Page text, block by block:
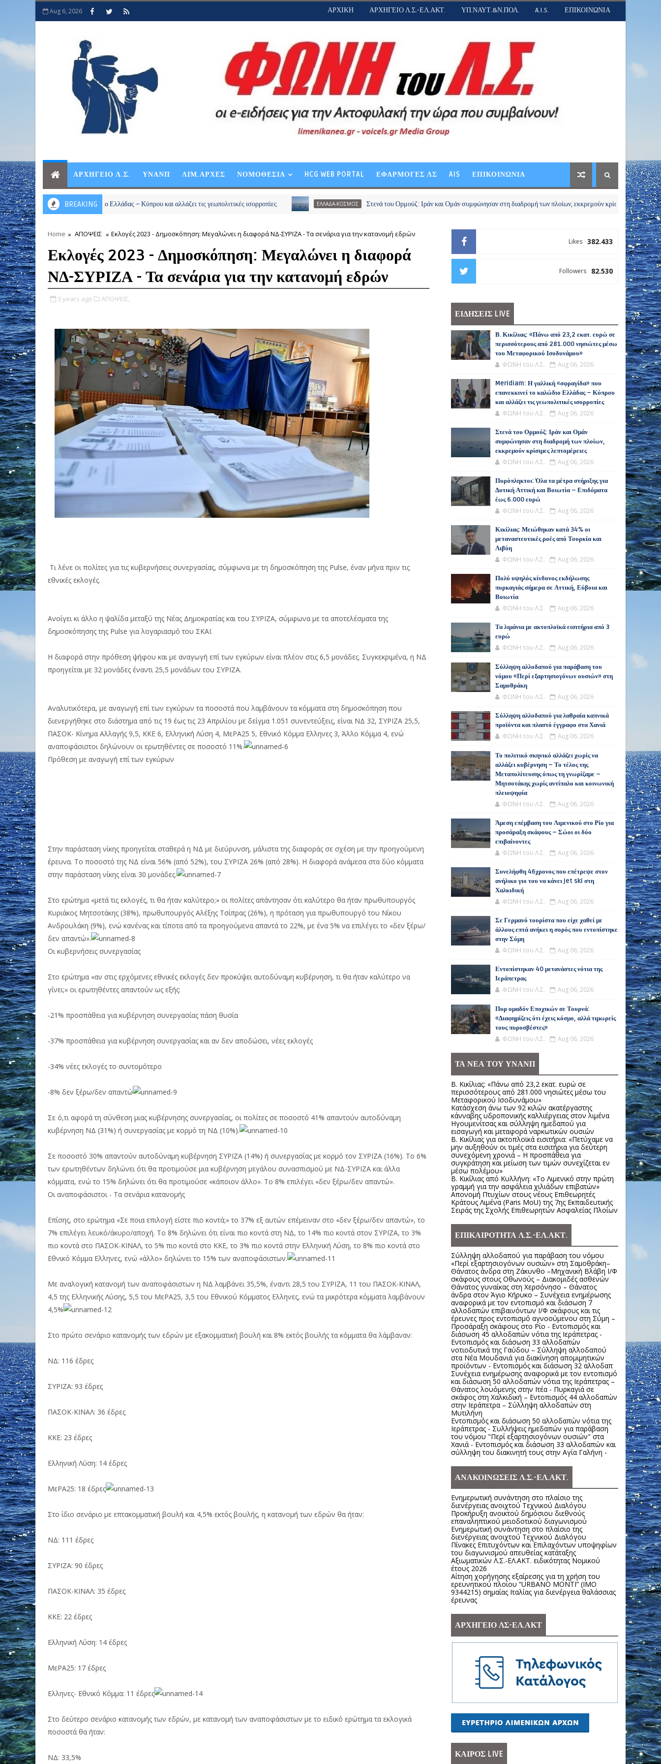
Aug 6, 2026 ΑΡΧΙΚΗ ΑΡΧΗΓΕΙΟ Λ.Σ.-ΕΛ.ΑΚΤ. ΥΠ.ΝΑΥΤ.&Ν.ΠΟΛ. A.I.S. ΕΠΙΚΟΙΝΩΝΙΑ
ΑΡΧΗΓΕΙΟ Λ.Σ. ΥΝΑΝΠ ΛΙΜ.ΑΡΧΕΣ ΝΟΜΟΘΕΣΙΑ HCG WEB PORTAL ΕΦΑΡΜΟΓΕΣ ΛΣ AIS ΕΠΙΚΟΙΝΩΝΙΑ
BREAKING
το καλώδιο Ελλάδας – Κύπρου και αλλάζει τις γεωπολιτικές ισορροπίες ΕΛΛΑΔΑ-ΚΟΣΜΟΣ Στενά του Ορμούζ: Ιράν και Ομάν συμφώνησαν στη διαδρομή των πλοίων, εκκρεμούν κρίσιμες λεπτομέρειες
Home ΑΠΟΨΕΙΣ Εκλογές 2023 - Δημοσκόπηση: Μεγαλώνει η διαφορά ΝΔ-ΣΥΡΙΖΑ - Τα σενάρια για την κατανομή εδρών
Εκλογές 2023 - Δημοσκόπηση: Μεγαλώνει η διαφορά
ΝΔ-ΣΥΡΙΖΑ - Τα σενάρια για την κατανομή εδρών
3 years ago ΑΠΟΨΕΙΣ,
Τι λένε οι πολίτες για τις κυβερνήσεις συνεργασίας, σύμφωνα με τη δημοσκόπηση της Pulse, έναν μήνα πριν τις
εθνικές εκλογές.
Ανοίγει κι άλλο η ψαλίδα μεταξύ της Νέας Δημοκρατίας και του ΣΥΡΙΖΑ, σύμφωνα με τα αποτελέσματα της
δημοσκόπησης της Pulse για λογαριασμό του ΣΚΑΪ.
Η διαφορά στην πρόθεση ψήφου και με αναγωγή επί των εγκύρων είναι πλέον στις 6,5 μονάδες. Συγκεκριμένα, η ΝΔ
προηγείται με 32 μονάδες έναντι 25,5 μονάδων του ΣΥΡΙΖΑ.
Αναλυτικότερα, με αναγωγή επί των εγκύρων τα ποσοστά που λαμβάνουν τα κόμματα στη δημοσκόπηση που
διενεργήθηκε στο διάστημα από τις 19 έως τις 23 Απριλίου με δείγμα 1.051 συνεντεύξεις, είναι ΝΔ 32, ΣΥΡΙΖΑ 25,5,
ΠΑΣΟΚ- Κίνημα Αλλαγής 9,5, ΚΚΕ 6, Ελληνική Λύση 4, ΜεΡΑ25 5, Εθνικό Κόμμα Ελληνες 3, Άλλο Κόμμα 4, ενώ
αναποφάσιστοι δηλώνουν οι ερωτηθέντες σε ποσοστό 11%.
Πρόθεση με αναγωγή επί των εγκύρων
Στην παράσταση νίκης προηγείται σταθερά η ΝΔ με διεύρυνση, μάλιστα της διαφοράς σε σχέση με την προηγούμενη
έρευνα. Το ποσοστό της ΝΔ είναι 56% (από 52%), του ΣΥΡΙΖΑ 26% (από 28%). Η διαφορά ανάμεσα στα δύο κόμματα
στην παράσταση νίκης είναι 30 μονάδες.
Στο ερώτημα «μετά τις εκλογές, τι θα ήταν καλύτερο;» οι πολίτες απάντησαν ότι καλύτερο θα ήταν πρωθυπουργός
Κυριάκος Μητσοτάκης (38%), πρωθυπουργός Αλέξης Τσίπρας (26%), η πρόταση για πρωθυπουργό του Νίκου
Ανδρουλάκη (9%), ενώ κανένας και τίποτα από τα προηγούμενα απαντά το 22%, με ένα 5% να επιλέγει το «δεν ξέρω/
δεν απαντώ».
Οι κυβερνήσεις συνεργασίας
Στο ερώτημα «αν στις ερχόμενες εθνικές εκλογές δεν προκύψει αυτοδύναμη κυβέρνηση, τι θα ήταν καλύτερο να
γίνει;» οι ερωτηθέντες απαντούν ως εξής:
-21% προσπάθεια για κυβέρνηση συνεργασίας πάση θυσία
-37% προσπάθεια για κυβέρνηση συνεργασίας και αν δεν αποδώσει, νέες εκλογές
-34% νέες εκλογές το συντομότερο
-8% δεν ξέρω/δεν απαντώ
Σε ό,τι αφορά τη σύνθεση μιας κυβέρνησης συνεργασίας, οι πολίτες σε ποσοστό 41% απαντούν αυτοδύναμη
κυβέρνηση ΝΔ (31%) ή συνεργασίας με κορμό τη ΝΔ (10%).
Σε ποσοστό 30% απαντούν αυτοδύναμη κυβέρνηση ΣΥΡΙΖΑ (14%) ή συνεργασίας με κορμό τον ΣΥΡΙΖΑ (16%). Το 6%
των ερωτηθέντων δηλώνει ότι θα προτιμούσε μια κυβέρνηση μεγάλου συνασπισμού με ΝΔ-ΣΥΡΙΖΑ και άλλα
κόμματα, ενώ το 15% δηλώνει ότι θα προτιμούσε «κάποιον άλλο». Το 8% επιλέγει «δεν ξέρω/δεν απαντώ».
Οι αναποφάσιστοι - Τα σενάρια κατανομής
Επίσης, στο ερώτημα «Σε ποια επιλογή είστε πιο κοντά;» το 37% εξ αυτών επέμειναν στο «δεν ξέρω/δεν απαντώ», το
7% επιλέγει λευκό/άκυρο/αποχή. Το 8% δηλώνει ότι είναι πιο κοντά στη ΝΔ, το 14% πιο κοντά στον ΣΥΡΙΖΑ, το 3%
πιο κοντά στο ΠΑΣΟΚ-ΚΙΝΑΛ, το 5% πιο κοντά στο ΚΚΕ, το 3% πιο κοντά στην Ελληνική Λύση, το 8% πιο κοντά στο
Εθνικό Κόμμα Ελληνες, ενώ «άλλο» δηλώνει το 15% των αναποφάσιστων.
Με αναλογική κατανομή των αναποφάσιστων η ΝΔ λαμβάνει 35,5%, έναντι 28,5 του ΣΥΡΙΖΑ, 11 του ΠΑΣΟΚ-ΚΙΝΑΛ,
4,5 της Ελληνικής Λύσης, 5,5 του ΜεΡΑ25, 3,5 του Εθνικού Κόμματος Ελληνες, ενώ τα μικρότερα κόμματα λαμβάνουν
4,5%
Στο πρώτο σενάριο κατανομής των εδρών με εξακομματική βουλή και 8% εκτός βουλής τα κόμματα θα λάμβαναν:
ΝΔ: 116 έδρες
ΣΥΡΙΖΑ: 93 έδρες
ΠΑΣΟΚ-ΚΙΝΑΛ: 36 έδρες
ΚΚΕ: 23 έδρες
Ελληνική Λύση: 14 έδρες
ΜεΡΑ25: 18 έδρες
Στο ίδιο σενάριο με επτακομματική βουλή και 4,5% εκτός βουλής, η κατανομή των εδρών θα ήταν:
ΝΔ: 111 έδρες
ΣΥΡΙΖΑ: 90 έδρες
ΠΑΣΟΚ-ΚΙΝΑΛ: 35 έδρες
ΚΚΕ: 22 έδρες
Ελληνική Λύση: 14 έδρες
ΜεΡΑ25: 17 έδρες
Ελληνες- Εθνικό Κόμμα: 11 έδρες
Στο δεύτερο σενάριο κατανομής των εδρών, με κατανομή των αναποφάσιστων με το ειδικό ερώτημα τα εκλογικά
ποσοστά θα ήταν:
ΝΔ: 33,5%
382.433
Likes
82.530
Followers
ΕΙΔΗΣΕΙΣ LIVE
Β. Κικίλιας: «Πάνω από 23,2 εκατ. ευρώ σε
περισσότερους από 281.000 νησιώτες μέσω
του Μεταφορικού Ισοδυνάμου»
ΦΩΝΗ του Λ.Σ. Aug 06, 2026
Meridiam: Η γαλλική «σφραγίδα» που
επανεκκινεί το καλώδιο Ελλάδας – Κύπρου
και αλλάζει τις γεωπολιτικές ισορροπίες
ΦΩΝΗ του Λ.Σ. Aug 06, 2026
Στενά του Ορμούζ: Ιράν και Ομάν
συμφώνησαν στη διαδρομή των πλοίων,
εκκρεμούν κρίσιμες λεπτομέρειες
ΦΩΝΗ του Λ.Σ. Aug 06, 2026
Πυρόπληκτοι: Όλα τα μέτρα στήριξης για
Δυτική Αττική και Βοιωτία – Επιδόματα
έως 6.000 ευρώ
ΦΩΝΗ του Λ.Σ. Aug 06, 2026
Κικίλιας: Μειώθηκαν κατά 34% οι
μεταναστευτικές ροές από Τουρκία και
Λιβύη
ΦΩΝΗ του Λ.Σ. Aug 06, 2026
Πολύ υψηλός κίνδυνος εκδήλωσης
πυρκαγιάς σήμερα σε Αττική, Εύβοια και
Βοιωτία
ΦΩΝΗ του Λ.Σ. Aug 06, 2026
Τα λιμάνια με ακτοπλοϊκά εισιτήρια από 3
ευρώ
ΦΩΝΗ του Λ.Σ. Aug 06, 2026
Σύλληψη αλλοδαπού για παράβαση του
νόμου «Περί εξαρτησιογόνων ουσιών» στη
Σαμοθράκη
ΦΩΝΗ του Λ.Σ. Aug 06, 2026
Σύλληψη αλλοδαπού για λαθραία καπνικά
προϊόντα και πλαστό έγγραφο στα Χανιά
ΦΩΝΗ του Λ.Σ. Aug 06, 2026
Το πολιτικό σκηνικό αλλάζει χωρίς να
αλλάζει κυβέρνηση – Το τέλος της
Μεταπολίτευσης όπως τη γνωρίζαμε –
Μητσοτάκης χωρίς αντίπαλο και κοινωνική
πλειοψηφία
ΦΩΝΗ του Λ.Σ. Aug 06, 2026
Άμεση επέμβαση του Λιμενικού στο Ρίο για
προσάραξη σκάφους – Σώοι οι δύο
επιβαίνοντες
ΦΩΝΗ του Λ.Σ. Aug 06, 2026
Συνελήφθη 46χρονος που επέτρεψε στον
ανήλικο γιο του να κάνει jet ski στη
Χαλκιδική
ΦΩΝΗ του Λ.Σ. Aug 06, 2026
Σε Γερμανό τουρίστα που είχε χαθεί με
άλλους επτά ανήκει η σορός που εντοπίστηκε
στην Σύμη
ΦΩΝΗ του Λ.Σ. Aug 06, 2026
Εντοπίστηκαν 40 μετανάστες νότια της
Ιεράπετρας
ΦΩΝΗ του Λ.Σ. Aug 06, 2026
Πυρ ομαδόν Εποχικών σε Τουρνά:
«Διαφημίζεις ότι έχεις κόσμο, αλλά τιμωρείς
τους πυροσβέστες»
ΦΩΝΗ του Λ.Σ. Aug 06, 2026
ΤΑ ΝΕΑ ΤΟΥ ΥΝΑΝΠ
Β. Κικίλιας: «Πάνω από 23,2 εκατ. ευρώ σε
περισσότερους από 281.000 νησιώτες μέσω του
Μεταφορικού Ισοδυνάμου»
Κατάσχεση άνω των 92 κιλών ακατέργαστης
κάνναβης υδροπονικής καλλιέργειας στον λιμένα
Ηγουμενίτσας και σύλληψη ημεδαπού για
εισαγωγή και μεταφορά ναρκωτικών ουσιών
Β. Κικίλιας για ακτοπλοϊκά εισιτήρια: «Πετύχαμε να
μην αυξηθούν οι τιμές στα εισιτήρια για δεύτερη
συνεχόμενη χρονιά – Η προσπάθεια για
συγκράτηση και μείωση των τιμών συνεχίζεται εν
μέσω πολέμου»
Β. Κικίλιας από Κυλλήνη: «Το Λιμενικό στην πρώτη
γραμμή για την ασφάλεια χιλιάδων επιβατών»
Απονομή Πτυχίων στους νέους Επιθεωρητές
Κράτους Λιμένα (Paris MoU) της 7ης Εκπαιδευτικής
Σειράς της Σχολής Επιθεωρητών Ασφαλείας Πλοίων
ΕΠΙΚΑΙΡΟΤΗΤΑ Λ.Σ.-ΕΛ.ΑΚΤ.
Σύλληψη αλλοδαπού για παράβαση του νόμου
«Περί εξαρτησιογόνων ουσιών» στη Σαμοθράκη–
Θάνατος άνδρα στη Ζάκυνθο –Μηχανική Βλάβη Ι/Φ
σκάφους στους Οθωνούς – Διακομιδές ασθενών
Θάνατος γυναίκας στη Χερσόνησο – Θάνατος
άνδρα στον Άγιο Κήρυκο – Συνέχεια ενημέρωσης
αναφορικά με τον εντοπισμό και διάσωση 7
αλλοδαπών επιβαινόντων Ι/Φ σκάφους και τις
έρευνες προς εντοπισμό αγνοούμενου στη Σύμη –
Προσάραξη σκάφους στο Ρίο - Εντοπισμός και
διάσωση 45 αλλοδαπών νότια της Ιεράπετρας -
Εντοπισμός και διάσωση 33 αλλοδαπών
νοτιοδυτικά της Γαύδου – Σύλληψη αλλοδαπού
στα Νέα Μουδανιά για διακίνηση απομιμητικών
προϊόντων - Εντοπισμός και διάσωση 32 αλλοδαπ
Συνέχεια ενημέρωσης αναφορικά με τον εντοπισμό
και διάσωση 50 αλλοδαπών νότια της Ιεράπετρας –
Θάνατος λουόμενης στην Ιτέα - Πυρκαγιά σε
σκάφος στη Χαλκιδική – Εντοπισμός 44 αλλοδαπών
στην Ιεράπετρα – Σύλληψη αλλοδαπών στη
Μυτιλήνη
Εντοπισμός και διάσωση 50 αλλοδαπών νότια της
Ιεράπετρας - Συλλήψεις ημεδαπών για παράβαση
του νόμου "Περί εξαρτησιογόνων ουσιών" στα
Χανιά - Εντοπισμός και διάσωση 33 αλλοδαπών και
σύλληψη του διακινητή τους στην Αγία Γαλήνη -
ΑΝΑΚΟΙΝΩΣΕΙΣ Λ.Σ.-ΕΛ.ΑΚΤ.
Ενημερωτική συνάντηση στο πλαίσιο της
διενέργειας ανοιχτού Τεχνικού Διαλόγου
Προκήρυξη ανοικτού δημόσιου διεθνούς
επαναληπτικού μειοδοτικού διαγωνισμού
Ενημερωτική συνάντηση στο πλαίσιο της
διενέργειας ανοιχτού Τεχνικού Διαλόγου
Πίνακες Επιτυχόντων και Επιλαχόντων υποψηφίων
του διαγωνισμού απευθείας κατάταξης
Αξιωματικών Λ.Σ.-ΕΛ.ΑΚΤ. ειδικότητας Νομικού
έτους 2026
Αίτηση χορήγησης εξαίρεσης για τη χρήση του
ερευνητικού πλοίου “URBANO MONTI” (IMO
9344215) σημαίας Ιταλίας για διενέργεια θαλάσσιας
έρευνας
ΑΡΧΗΓΕΙΟ ΛΣ-ΕΛ.ΑΚΤ
ΚΑΙΡΟΣ LIVE